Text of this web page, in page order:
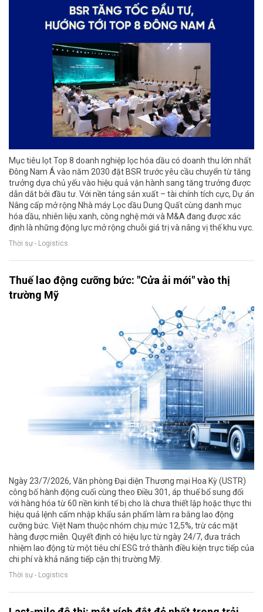
Mục tiêu lọt Top 8 doanh nghiệp lọc hóa dầu có doanh thu lớn nhất
Đông Nam Á vào năm 2030 đặt BSR trước yêu cầu chuyển từ tăng
trưởng dựa chủ yếu vào hiệu quả vận hành sang tăng trưởng được
dẫn dắt bởi đầu tư. Với nền tảng sản xuất – tài chính tích cực, Dự án
Nâng cấp mở rộng Nhà máy Lọc dầu Dung Quất cùng danh mục
hóa dầu, nhiên liệu xanh, công nghệ mới và M&A đang được xác
định là những động lực mở rộng chuỗi giá trị và nâng vị thế khu vực.
Thời sự - Logistics
Thuế lao động cưỡng bức: "Cửa ải mới" vào thị
trường Mỹ
Ngày 23/7/2026, Văn phòng Đại diện Thương mại Hoa Kỳ (USTR)
công bố hành động cuối cùng theo Điều 301, áp thuế bổ sung đối
với hàng hóa từ 60 nền kinh tế bị cho là chưa thiết lập hoặc thực thi
hiệu quả lệnh cấm nhập khẩu sản phẩm làm ra bằng lao động
cưỡng bức. Việt Nam thuộc nhóm chịu mức 12,5%, trừ các mặt
hàng được miễn. Quyết định có hiệu lực từ ngày 24/7, đưa trách
nhiệm lao động từ một tiêu chí ESG trở thành điều kiện trực tiếp của
chi phí và khả năng tiếp cận thị trường Mỹ.
Thời sự - Logistics